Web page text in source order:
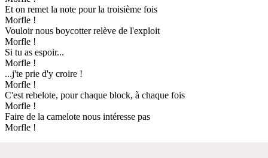
Et on remet la note pour la troisième fois
Morfle !
Vouloir nous boycotter relève de l'exploit
Morfle !
Si tu as espoir...
Morfle !
...j'te prie d'y croire !
Morfle !
C'est rebelote, pour chaque block, à chaque fois
Morfle !
Faire de la camelote nous intéresse pas
Morfle !